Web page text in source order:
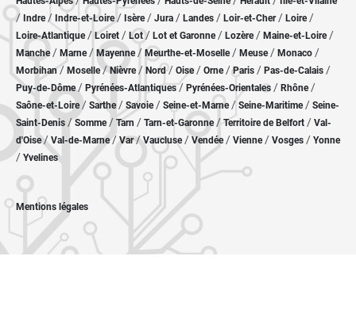
/ Indre/ Indre-et-Loire/ Isère/ Jura / Landes / Loir-et-Cher/ Loire/
Loire-Atlantique/ Loiret / Lot/ Lot et Garonne/ Lozère / Maine-et-Loire/
Manche/ Marne/ Mayenne/ Meurthe-et-Moselle/ Meuse/ Monaco /
Morbihan/ Moselle/ Nièvre / Nord/ Oise / Orne/Paris / Pas-de-Calais /
Puy-de-Dôme/ Pyrénées-Atlantiques / Pyrénées-Orientales / Rhône/
Saône-et-Loire/ Sarthe/ Savoie/ Seine-et-Marne/ Seine-Maritime/ Seine-
Saint-Denis /Somme/ Tarn / Tarn-et-Garonne/Territoire de Belfort / Val-
d'Oise/ Val-de-Marne/Var/Vaucluse/ Vendée/ Vienne/ Vosges / Yonne
/ Yvelines
Mentions légales